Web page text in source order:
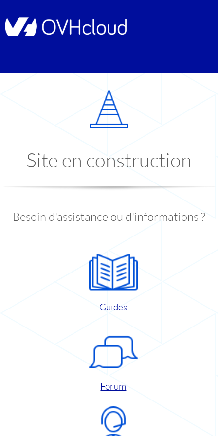
Site en construction
Besoin d'assistance ou d'informations ?
Guides
Forum